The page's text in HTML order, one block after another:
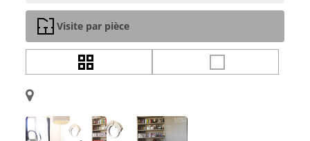
Visite par pièce